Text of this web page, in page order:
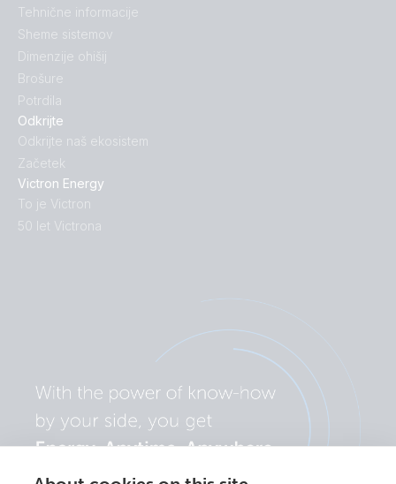
Odkrijte
Odkrijte naš ekosistem
Začetek
Victron Energy
To je Victron
50 let Victrona
Tehnične informacije
Sheme sistemov
Dimenzije ohišij
Brošure
Potrdila